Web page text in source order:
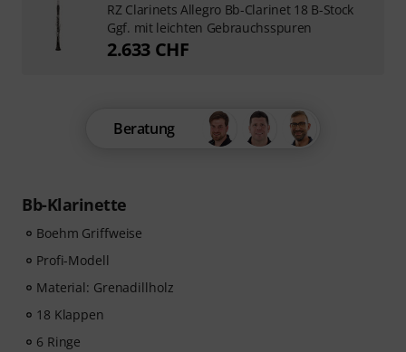
Bb-Klarinette
Boehm Griffweise
Profi-Modell
Material: Grenadillholz
18 Klappen
6 Ringe
Beratung
RZ Clarinets Allegro Bb-Clarinet 18 B-Stock
Ggf. mit leichten Gebrauchsspuren
2.633 CHF